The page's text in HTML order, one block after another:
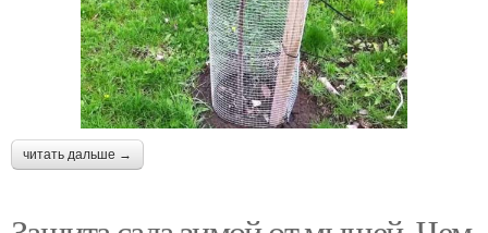
читать дальше →